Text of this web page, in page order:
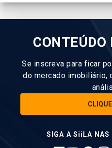
CONTEÚDO
Se inscreva para ficar
do mercado imobiliário,
SIGA A SiiLA NAS